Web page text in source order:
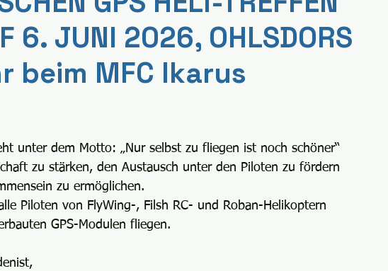
6. JUNI 2026, OHLSDORS
beim MFC Ikarus
unter dem Motto: „Nur selbst zu fliegen ist noch schöner“
zu stärken, den Austausch unter den Piloten zu fördern
zu ermöglichen.
Piloten von FlyWing-, Filsh RC- und Roban-Helikoptern
GPS-Modulen fliegen.